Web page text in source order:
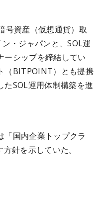
号資産（仮想通貨）取
・ジャパンと、SOL運
ーシップを締結してい
（BITPOINT）とも提携
たSOL運用体制構築を進
「国内企業トップクラ
針を示していた。